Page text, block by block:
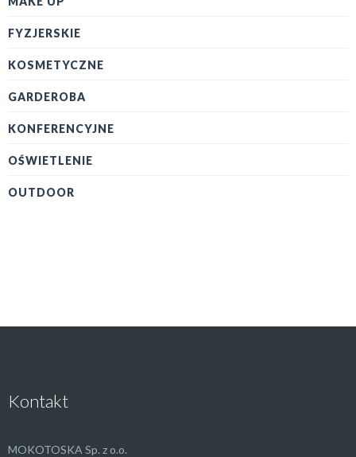
FYZJERSKIE
KOSMETYCZNE
GARDEROBA
KONFERENCYJNE
OŚWIETLENIE
OUTDOOR
Kontakt
MOKOTOSKA Sp. z o.o.